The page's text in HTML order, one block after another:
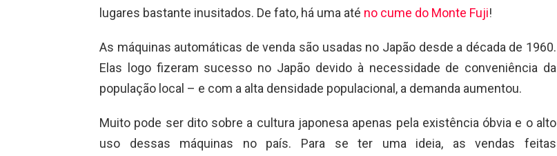
lugares bastante inusitados. De fato, há uma até no cume do Monte Fuji!
As máquinas automáticas de venda são usadas no Japão desde a década de 1960.
Elas logo fizeram sucesso no Japão devido à necessidade de conveniência da
população local – e com a alta densidade populacional, a demanda aumentou.
Muito pode ser dito sobre a cultura japonesa apenas pela existência óbvia e o alto
uso dessas máquinas no país. Para se ter uma ideia, as vendas feitas